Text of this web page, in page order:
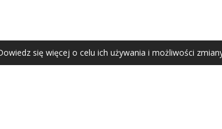
Agata Zubel © 2021
się więcej o celu ich używania i możliwości